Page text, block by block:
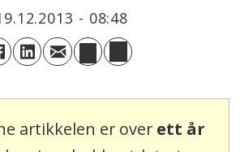
19.12.2013 - 08:48
artikkelen er over ett år